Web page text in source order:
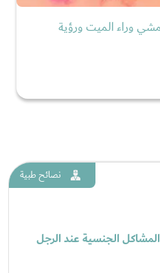
وراء الميت ورؤية
نصائح طبية
الجنسية عند الرجل